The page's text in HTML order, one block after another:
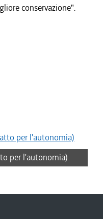
conservazione".
per l'autonomia)